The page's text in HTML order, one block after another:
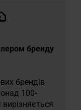
бренду
брендів
100-